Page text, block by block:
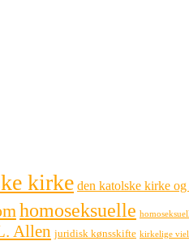
kirke den katolske kirke
homoseksuelle
Allen juridisk kønsskifte kirkelige